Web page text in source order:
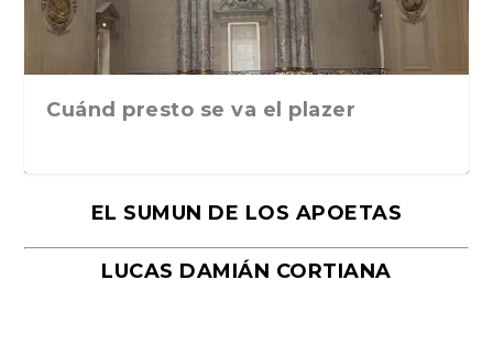
Cuánd presto se va el plazer
EL SUMUN DE LOS APOETAS
LUCAS DAMIÁN CORTIANA